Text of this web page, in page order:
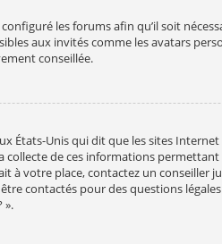
les forums afin qu’il soit
aux invités comme les avatars
conseillée.
États-Unis qui dit que les sites
de ces informations permettant
à votre place, contactez un
contactés pour des questions
».